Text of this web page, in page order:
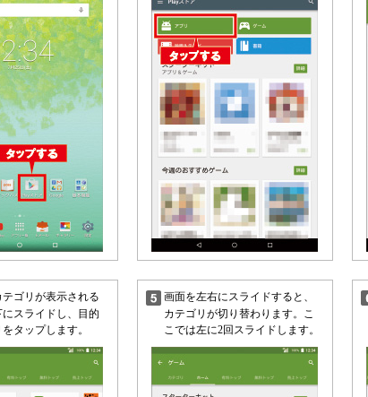
テゴリが表示される
スライドし、目的
タップします。
画面を左右にスライドすると、
カテゴリが切り替わります。こ
こでは左に2回スライドします。